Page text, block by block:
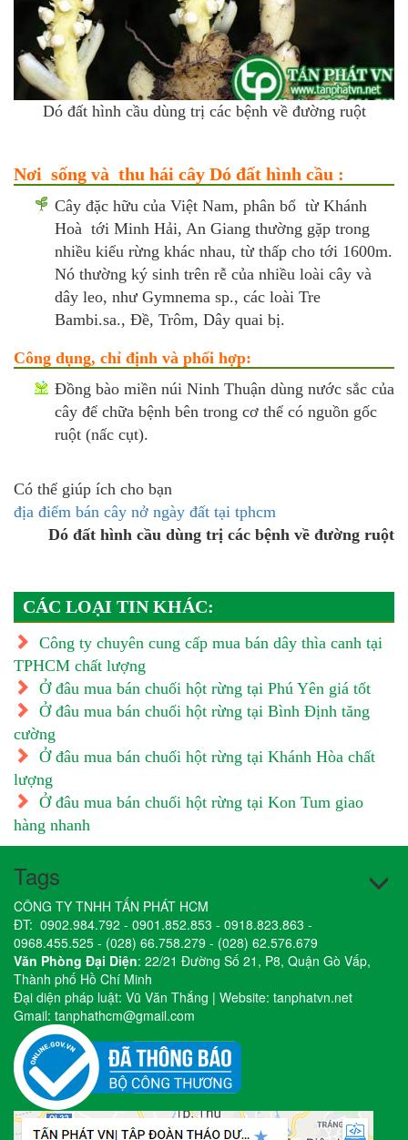
Dó đất hình cầu dùng trị các bệnh về đường ruột
Nơi sống và thu hái cây Dó đất hình cầu :
Cây đặc hữu của Việt Nam, phân bổ từ Khánh
Hoà tới Minh Hải, An Giang thường gặp trong
nhiều kiểu rừng khác nhau, từ thấp cho tới 1600m.
Nó thường ký sinh trên rễ của nhiều loài cây và
dây leo, như Gymnema sp., các loài Tre
Bambi.sa., Đề, Trôm, Dây quai bị.
Công dụng, chỉ định và phối hợp:
Đồng bào miền núi Ninh Thuận dùng nước sắc của
cây để chữa bệnh bên trong cơ thể có nguồn gốc
ruột (nấc cụt).
Có thể giúp ích cho bạn
địa điểm bán cây nở ngày đất tại tphcm
Dó đất hình cầu dùng trị các bệnh về đường ruột
CÁC LOẠI TIN KHÁC:
Công ty chuyên cung cấp mua bán dây thìa canh tại
TPHCM chất lượng
Ở đâu mua bán chuối hột rừng tại Phú Yên giá tốt
Ở đâu mua bán chuối hột rừng tại Bình Định tăng
cường
Ở đâu mua bán chuối hột rừng tại Khánh Hòa chất
lượng
Ở đâu mua bán chuối hột rừng tại Kon Tum giao
hàng nhanh
Tags
CÔNG TY TNHH TẤN PHÁT HCM
ĐT: 0902.984.792 - 0901.852.853 - 0918.823.863 -
0968.455.525 - (028) 66.758.279 - (028) 62.576.679
Văn Phòng Đại Diện: 22/21 Đường Số 21, P8, Quận Gò Vấp,
Thành phố Hồ Chí Minh
Đại diện pháp luật: Vũ Văn Thắng | Website: tanphatvn.net
Gmail: tanphathcm@gmail.com